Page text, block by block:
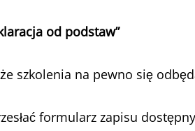
od podstaw”
szkolenia na pewno się
formularz zapisu dostępny